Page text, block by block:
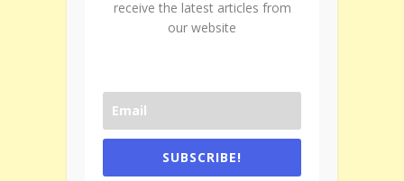
receive the latest articles from
our website
SUBSCRIBE!